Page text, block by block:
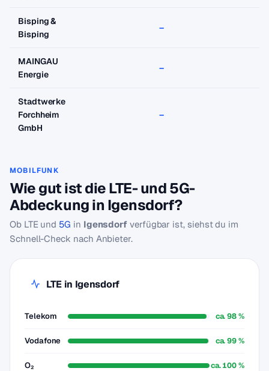
Bisping &
Bisping
–
MAINGAU
Energie
–
Stadtwerke
Forchheim
GmbH
–
MOBILFUNK
Wie gut ist die LTE- und 5G-
Abdeckung in Igensdorf?
Ob LTE und 5G in Igensdorf verfügbar ist, siehst du im
Schnell-Check nach Anbieter.
LTE in Igensdorf
Telekom ca. 98 %
Vodafone ca. 99 %
O₂ ca. 100 %